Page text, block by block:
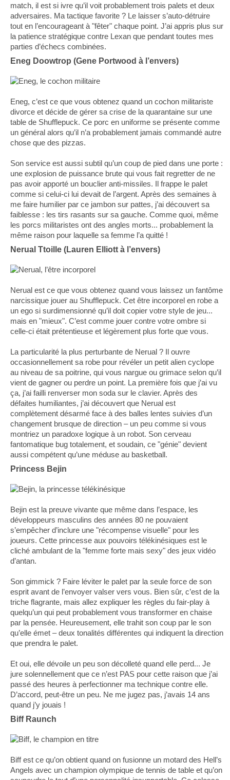
match, il est si ivre qu’il voit probablement trois palets et deux
adversaires. Ma tactique favorite ? Le laisser s’auto-détruire
tout en l’encourageant à "fêter" chaque point. J’ai appris plus sur
la patience stratégique contre Lexan que pendant toutes mes
parties d’échecs combinées.
Eneg Doowtrop (Gene Portwood à l’envers)
Eneg, c’est ce que vous obtenez quand un cochon militariste
divorce et décide de gérer sa crise de la quarantaine sur une
table de Shufflepuck. Ce porc en uniforme se présente comme
un général alors qu’il n’a probablement jamais commandé autre
chose que des pizzas.
Son service est aussi subtil qu’un coup de pied dans une porte :
une explosion de puissance brute qui vous fait regretter de ne
pas avoir apporté un bouclier anti-missiles. Il frappe le palet
comme si celui-ci lui devait de l’argent. Après des semaines à
me faire humilier par ce jambon sur pattes, j’ai découvert sa
faiblesse : les tirs rasants sur sa gauche. Comme quoi, même
les porcs militaristes ont des angles morts... probablement la
même raison pour laquelle sa femme l’a quitté !
Nerual Ttoille (Lauren Elliott à l’envers)
Nerual est ce que vous obtenez quand vous laissez un fantôme
narcissique jouer au Shufflepuck. Cet être incorporel en robe a
un ego si surdimensionné qu’il doit copier votre style de jeu...
mais en "mieux". C’est comme jouer contre votre ombre si
celle-ci était prétentieuse et légèrement plus forte que vous.
La particularité la plus perturbante de Nerual ? Il ouvre
occasionnellement sa robe pour révéler un petit alien cyclope
au niveau de sa poitrine, qui vous nargue ou grimace selon qu’il
vient de gagner ou perdre un point. La première fois que j’ai vu
ça, j’ai failli renverser mon soda sur le clavier. Après des
défaites humiliantes, j’ai découvert que Nerual est
complètement désarmé face à des balles lentes suivies d’un
changement brusque de direction – un peu comme si vous
montriez un paradoxe logique à un robot. Son cerveau
fantomatique bug totalement, et soudain, ce "génie" devient
aussi compétent qu’une méduse au basketball.
Princess Bejin
Bejin est la preuve vivante que même dans l’espace, les
développeurs masculins des années 80 ne pouvaient
s’empêcher d’inclure une "récompense visuelle" pour les
joueurs. Cette princesse aux pouvoirs télékinésiques est le
cliché ambulant de la "femme forte mais sexy" des jeux vidéo
d’antan.
Son gimmick ? Faire léviter le palet par la seule force de son
esprit avant de l’envoyer valser vers vous. Bien sûr, c’est de la
triche flagrante, mais allez expliquer les règles du fair-play à
quelqu’un qui peut probablement vous transformer en chaise
par la pensée. Heureusement, elle trahit son coup par le son
qu’elle émet – deux tonalités différentes qui indiquent la direction
que prendra le palet.
Et oui, elle dévoile un peu son décolleté quand elle perd... Je
jure solennellement que ce n’est PAS pour cette raison que j’ai
passé des heures à perfectionner ma technique contre elle.
D’accord, peut-être un peu. Ne me jugez pas, j’avais 14 ans
quand j’y jouais !
Biff Raunch
Biff est ce qu’on obtient quand on fusionne un motard des Hell’s
Angels avec un champion olympique de tennis de table et qu’on